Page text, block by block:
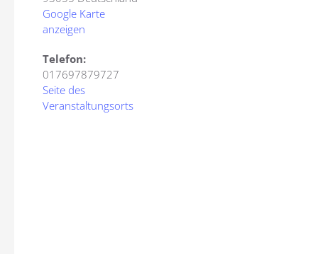
Google Karte
anzeigen
Telefon:
017697879727
Seite des
Veranstaltungsorts